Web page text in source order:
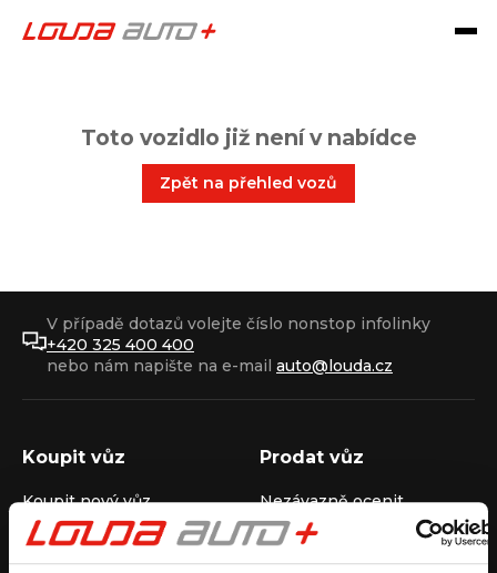
Toto vozidlo již není v nabídce
Zpět na přehled vozů
V případě dotazů volejte číslo nonstop infolinky
+420 325 400 400
nebo nám napište na e-mail auto@louda.cz
Koupit vůz
Koupit nový vůz
Koupit ojetý vůz
Koupit užitkový vůz
Prodat vůz
Nezávazně ocenit
Průběh výkupu vozu